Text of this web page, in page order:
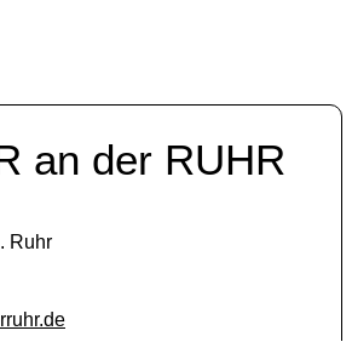
an der RUHR
Ruhr